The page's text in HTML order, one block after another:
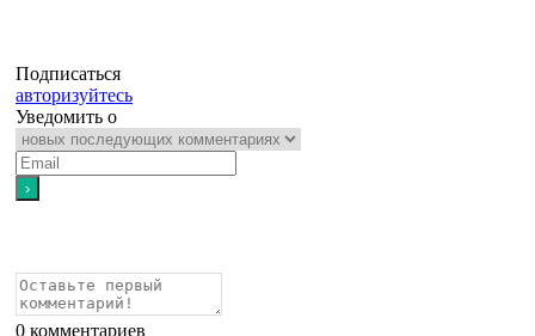
Подписаться
авторизуйтесь
Уведомить о
0 комментариев